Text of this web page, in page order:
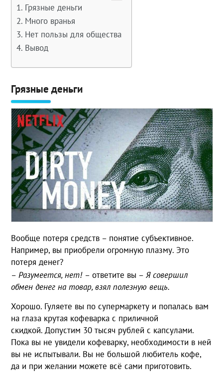
Грязные деньги
Много вранья
Нет пользы для общества
Вывод
Грязные деньги
Вообще потеря средств – понятие субъективное.
Например, вы приобрели огромную плазму. Это
потеря денег?
–Разумеется, нет! – ответите вы –Я совершил
обмен денег на товар, взял полезную вещь.
Хорошо. Гуляете вы по супермаркету и попалась вам
на глаза крутая кофеварка с приличной
скидкой. Допустим 30 тысяч рублей с капсулами.
Пока вы не увидели кофеварку, необходимости в ней
вы не испытывали. Вы не большой любитель кофе,
да и при желании можете всё сами приготовить.